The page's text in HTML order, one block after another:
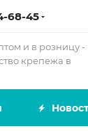
68-45
и в розницу -
крепежа в